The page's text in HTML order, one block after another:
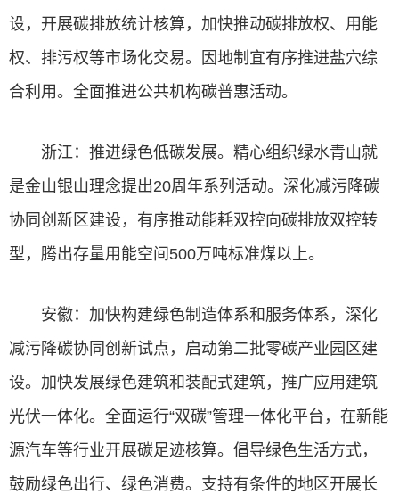
设，开展碳排放统计核算，加快推动碳排放权、用能
权、排污权等市场化交易。因地制宜有序推进盐穴综
合利用。全面推进公共机构碳普惠活动。
浙江：推进绿色低碳发展。精心组织绿水青山就
是金山银山理念提出20周年系列活动。深化减污降碳
协同创新区建设，有序推动能耗双控向碳排放双控转
型，腾出存量用能空间500万吨标准煤以上。
安徽：加快构建绿色制造体系和服务体系，深化
减污降碳协同创新试点，启动第二批零碳产业园区建
设。加快发展绿色建筑和装配式建筑，推广应用建筑
光伏一体化。全面运行“双碳”管理一体化平台，在新能
源汽车等行业开展碳足迹核算。倡导绿色生活方式，
鼓励绿色出行、绿色消费。支持有条件的地区开展长